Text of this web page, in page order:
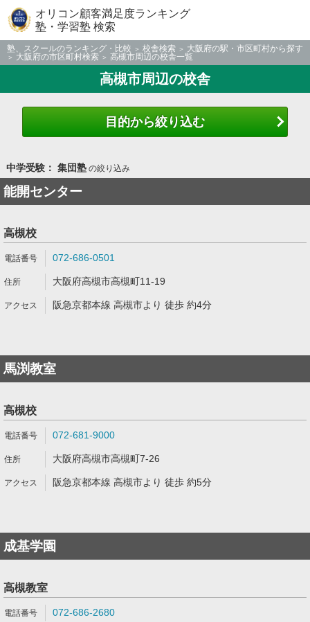
オリコン顧客満足度ランキング
塾・学習塾 検索
塾、スクールのランキング・比較 校舎検索
大阪府の駅・市区町村から探す
大阪府の市区町村検索
高槻市周辺の校舎一覧
高槻市周辺の校舎
目的から絞り込む
中学受験： 集団塾の絞り込み
能開センター
高槻校
072-686-0501
大阪府高槻市高槻町11-19
阪急京都本線 高槻市より 徒歩 約4分
馬渕教室
高槻校
072-681-9000
大阪府高槻市高槻町7-26
阪急京都本線 高槻市より 徒歩 約5分
成基学園
高槻教室
072-686-2680